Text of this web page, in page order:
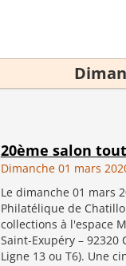
20ème salon
Dimanche 01 mars
Le dimanche 01 mars
Philatélique de
collections à l'espace
Saint-Exupéry –
Ligne 13 ou T6). Une